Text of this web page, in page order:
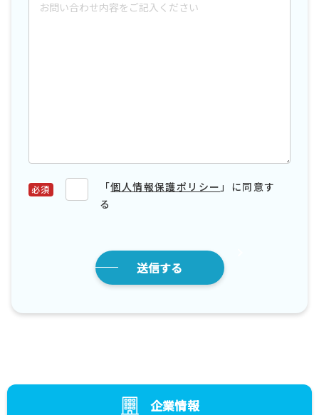
「個人情報保護ポリシー 」に同意す
る
企業情報